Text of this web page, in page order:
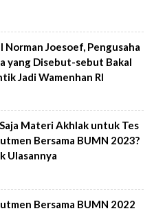
Norman Joesoef, Pengusaha
yang Disebut-sebut Bakal
Jadi Wamenhan RI
Materi Akhlak untuk Tes
Bersama BUMN 2023?
Ulasannya
Bersama BUMN 2022